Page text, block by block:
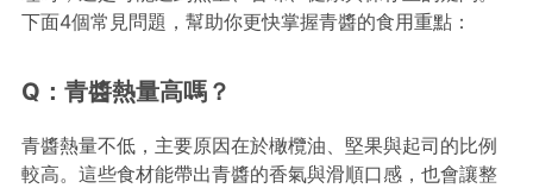
下面4個常見問題，幫助你更快掌握青醬的食用重點：
Q：青醬熱量高嗎？
青醬熱量不低，主要原因在於橄欖油、堅果與起司的比例
較高。這些食材能帶出青醬的香氣與滑順口感，也會讓整